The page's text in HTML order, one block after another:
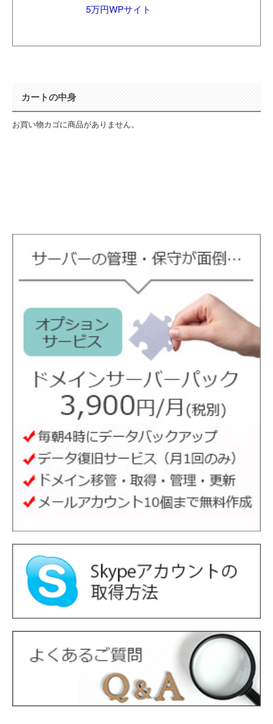
5万円WPサイト
カートの中身
お買い物カゴに商品がありません。